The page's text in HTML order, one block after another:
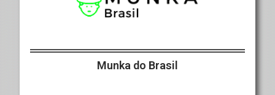
Munka do Brasil